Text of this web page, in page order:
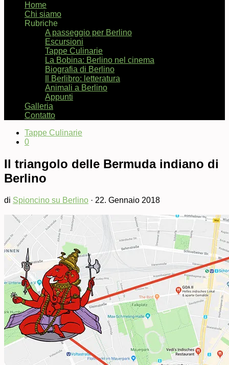
Home
Chi siamo
Rubriche
A passeggio per Berlino
Escursioni
Tappe Culinarie
La Bobina: Berlino nel cinema
Biografia di Berlino
Il Berlibro: letteratura
Animali a Berlino
Appunti
Galleria
Contatto
Tappe Culinarie
0
Il triangolo delle Bermuda indiano di
Berlino
di Spioncino su Berlino · 22. Gennaio 2018